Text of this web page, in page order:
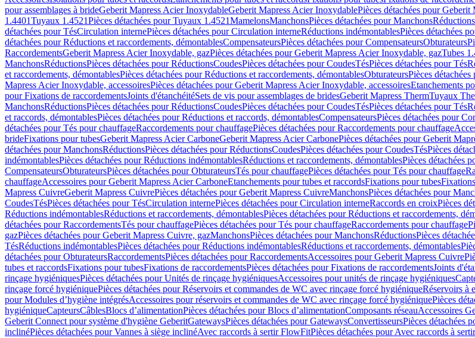
pour assemblages à brideGeberit Mapress Acier InoxydableGeberit Mapress Acier InoxydablePièces détachées pour
1.4401Tuyaux 1.4521Pièces détachées pour Tuyaux 1.4521MamelonsManchonsPièces détachées pour ManchonsRéductions
détachées pour TésCirculation internePièces détachées pour Circulation interneRéductions indémontablesPièces détachées
détachées pour Réductions et raccordements, démontablesCompensateursPièces détachées pour CompensateursObturateurs
RaccordementsGeberit Mapress Acier Inoxydable, gazPièces détachées pour Geberit Mapress Acier Inoxydable, gazTubes
ManchonsRéductionsPièces détachées pour RéductionsCoudesPièces détachées pour CoudesTésPièces détachées pour Tés
et raccordements, démontablesPièces détachées pour Réductions et raccordements, démontablesObturateursPièces
Mapress Acier Inoxydable, accessoiresPièces détachées pour Geberit Mapress Acier Inoxydable, accessoiresEtanchements
pour Fixations de raccordementsJoints d'étanchéitéSets de vis pour assemblages de bridesGeberit Mapress ThermTuyaux
ManchonsRéductionsPièces détachées pour RéductionsCoudesPièces détachées pour CoudesTésPièces détachées pour Tés
et raccords, démontablesPièces détachées pour Réductions et raccords, démontablesCompensateursPièces détachées pour
détachées pour Tés pour chauffageRaccordements pour chauffagePièces détachées pour Raccordements pour chauffage
brideFixations pour tubesGeberit Mapress Acier CarboneGeberit Mapress Acier CarbonePièces détachées pour Geberit
détachées pour ManchonsRéductionsPièces détachées pour RéductionsCoudesPièces détachées pour CoudesTésPièces
indémontablesPièces détachées pour Réductions indémontablesRéductions et raccordements, démontablesPièces détachées
CompensateursObturateursPièces détachées pour ObturateursTés pour chauffagePièces détachées pour Tés pour chauffage
chauffageAccessoires pour Geberit Mapress Acier CarboneEtanchements pour tubes et raccordsFixations pour tubes
Mapress CuivreGeberit Mapress CuivrePièces détachées pour Geberit Mapress CuivreManchonsPièces détachées pour
CoudesTésPièces détachées pour TésCirculation internePièces détachées pour Circulation interneRaccords en croixPièces
Réductions indémontablesRéductions et raccordements, démontablesPièces détachées pour Réductions et raccordements,
détachées pour RaccordementsTés pour chauffagePièces détachées pour Tés pour chauffageRaccordements pour chauffage
gazPièces détachées pour Geberit Mapress Cuivre, gazManchonsPièces détachées pour ManchonsRéductionsPièces
TésRéductions indémontablesPièces détachées pour Réductions indémontablesRéductions et raccordements, démontables
détachées pour ObturateursRaccordementsPièces détachées pour RaccordementsAccessoires pour Geberit Mapress Cuivre
tubes et raccordsFixations pour tubesFixations de raccordementsPièces détachées pour Fixations de raccordementsJoints
rinçage hygiéniquesPièces détachées pour Unités de rinçage hygiéniquesAccessoires pour unités de rinçage hygiéniques
rinçage forcé hygiéniquePièces détachées pour Réservoirs et commandes de WC avec rinçage forcé hygiéniqueRéservoirs à
pour Modules d’hygiène intégrésAccessoires pour réservoirs et commandes de WC avec rinçage forcé hygiéniquePièces
hygiéniqueCapteursCâblesBlocs d’alimentationPièces détachées pour Blocs d’alimentationComposants réseauAccessoires
Geberit Connect pour système d'hygiène GeberitGatewaysPièces détachées pour GatewaysConvertisseursPièces détachées
inclinéPièces détachées pour Vannes à siège inclinéAvec raccords à sertir FlowFitPièces détachées pour Avec raccords à